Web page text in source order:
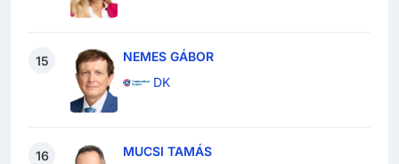
15
NEMES GÁBOR
DK
16
MUCSI TAMÁS